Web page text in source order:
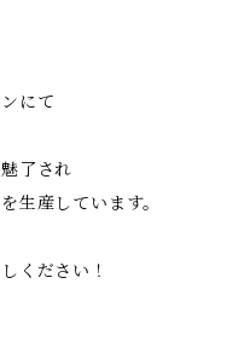
にて
了され
生産しています。
ください！